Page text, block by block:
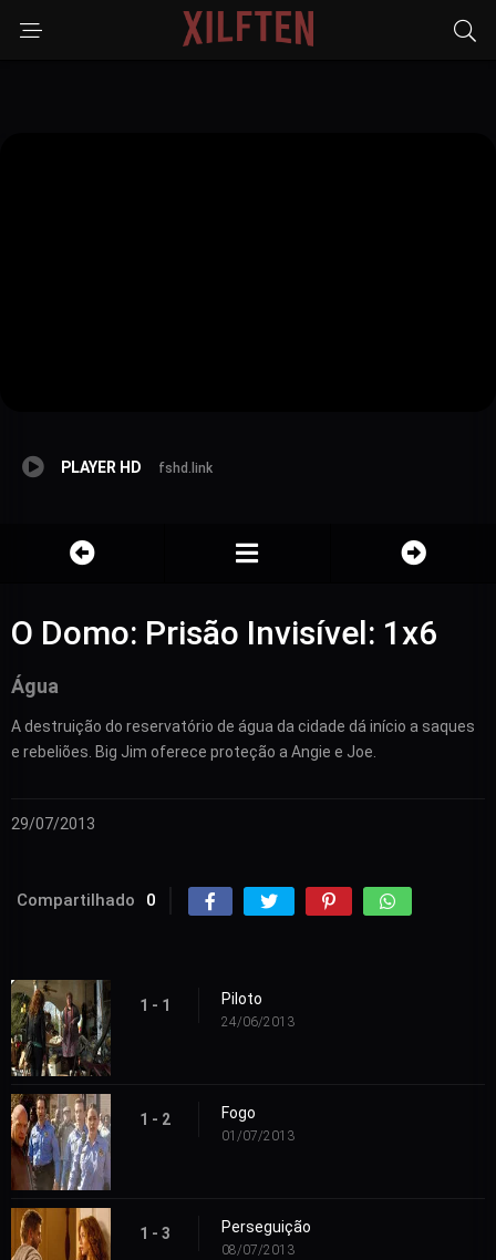
PLAYER HD fshd.link
O Domo: Prisão Invisível: 1x6
Água
A destruição do reservatório de água da cidade dá início a saques
e rebeliões. Big Jim oferece proteção a Angie e Joe.
29/07/2013
Compartilhado 0
1 - 1 Piloto
24/06/2013
1 - 2 Fogo
01/07/2013
1 - 3 Perseguição
08/07/2013